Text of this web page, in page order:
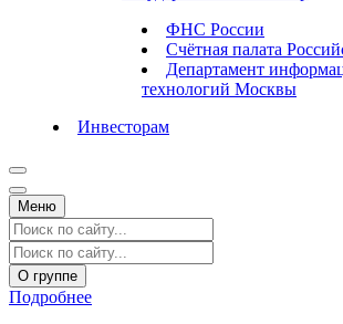
ФНС России
Счётная палата
Департамент
технологий Москвы
Инвесторам
Меню
О группе
Подробнее